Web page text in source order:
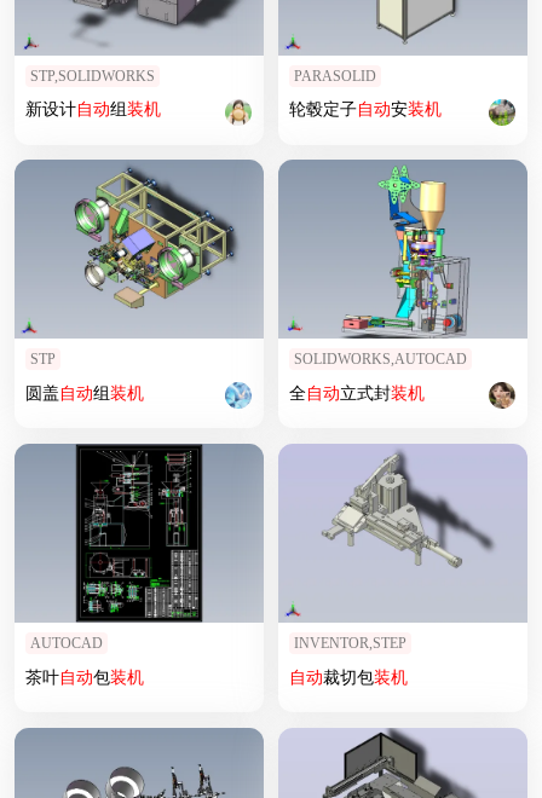
STP,SOLIDWORKS
新设计自动组装机
PARASOLID
轮毂定子自动安装机
STP
圆盖自动组装机
SOLIDWORKS,AUTOCAD
全自动立式封装机
AUTOCAD
茶叶自动包装机
INVENTOR,STEP
自动裁切包装机